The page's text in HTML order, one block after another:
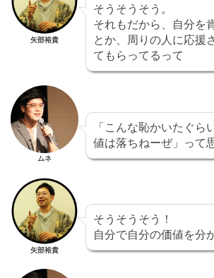
矢部裕貴
そうそうそう。
それもだから、自分を
とか、周りの人に応援
てもらってるって
ムネ
「こんな恥かいたぐら
値は落ちねーぜ」って
矢部裕貴
そうそうそう！
自分で自分の価値を分